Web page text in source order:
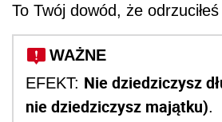
To Twój dowód, że
WAŻNE
EFEKT: Nie dziedziczysz
nie dziedziczysz majątku).